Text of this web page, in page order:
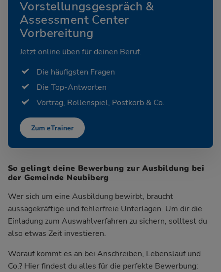
Vorstellungsgespräch &
Assessment Center
Vorbereitung
Jetzt online üben für deinen Beruf.
Die häufigsten Fragen
Die Top-Antworten
Vortrag, Rollenspiel, Postkorb & Co.
Zum eTrainer
So gelingt deine Bewerbung zur Ausbildung bei
der Gemeinde Neubiberg
Wer sich um eine Ausbildung bewirbt, braucht
aussagekräftige und fehlerfreie Unterlagen. Um dir die
Einladung zum Auswahlverfahren zu sichern, solltest du
also etwas Zeit investieren.
Worauf kommt es an bei Anschreiben, Lebenslauf und
Co.? Hier findest du alles für die perfekte Bewerbung: